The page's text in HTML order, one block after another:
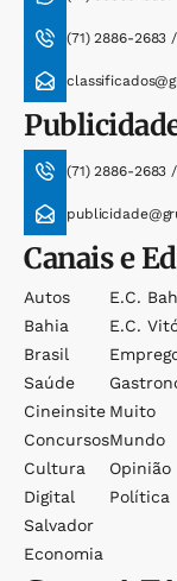
(71) 2886-2683
(71) 2886-2683
Canais e
Autos
Bahia
Brasil
Saúde
Cineinsite
Concursos
Cultura
Digital
Salvador
Economia
E.c.
E.c.
Muito
Mundo
Opinião
Política